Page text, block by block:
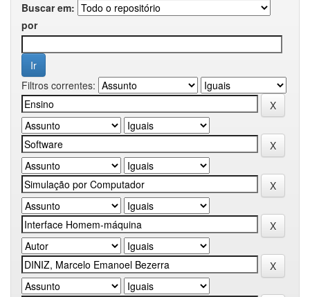
Buscar em:
por
Filtros correntes: